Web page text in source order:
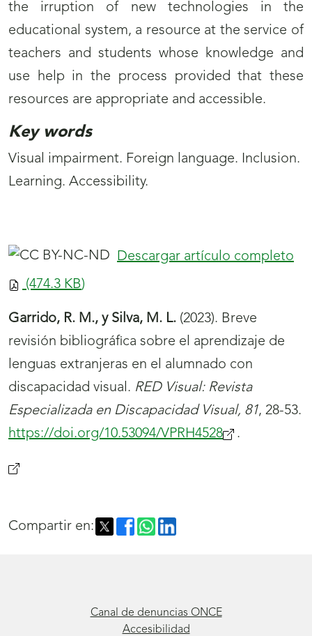
the irruption of new technologies in the
educational system, a resource at the service of
teachers and students whose knowledge and
use help in the process provided that these
resources are appropriate and accessible.
Key words
Visual impairment. Foreign language. Inclusion.
Learning. Accessibility.
Descargar artículo completo
(474.3 KB)
Garrido, R. M., y Silva, M. L. (2023). Breve
revisión bibliográfica sobre el aprendizaje de
lenguas extranjeras en el alumnado con
discapacidad visual. RED Visual: Revista
Especializada en Discapacidad Visual, 81, 28-53.
https://doi.org/10.53094/VPRH4528
.
ventana)González,
Compartir en:
Canal de denuncias ONCE
Accesibilidad